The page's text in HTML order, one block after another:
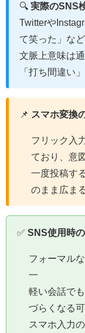
🔍 実際のSNS
Twitterや
て笑った」な
文脈上意味は
「打ち間違い
📌 スマホ変換
フリック入
ており、意
一度投稿す
のまま広ま
✅ SNS使用時
フォーマル
一
軽い会話で
づらくなる
スマホ入力